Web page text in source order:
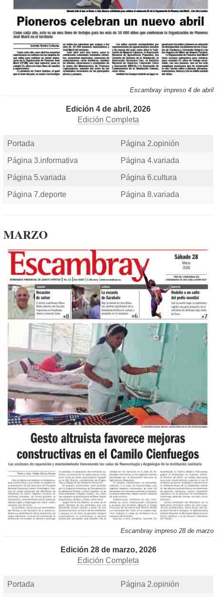
Escambray impreso 4 de abril
Edición 4 de abril, 2026
Edición Completa
Portada Página 2.opinión
Página 3.informativa Página 4.variada
Página 5.variada Página 6.cultura
Página 7.deporte Página 8.variada
MARZO
Escambray impreso 28 de marzo
Edición 28 de marzo, 2026
Edición Completa
Portada Página 2.opinión